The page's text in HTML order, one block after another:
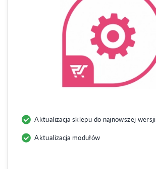
Aktualizacja sklepu do najnowszej wersji
Aktualizacja modułów